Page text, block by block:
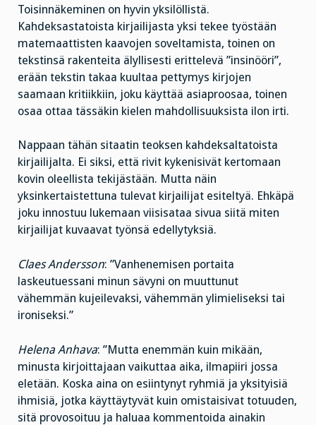
Toisinnäkeminen on hyvin yksilöllistä.
Kahdeksastatoista kirjailijasta yksi tekee työstään
matemaattisten kaavojen soveltamista, toinen on
tekstinsä rakenteita älyllisesti erittelevä ”insinööri”,
erään tekstin takaa kuultaa pettymys kirjojen
saamaan kritiikkiin, joku käyttää asiaproosaa, toinen
osaa ottaa tässäkin kielen mahdollisuuksista ilon irti.
Nappaan tähän sitaatin teoksen kahdeksaltatoista
kirjailijalta. Ei siksi, että rivit kykenisivät kertomaan
kovin oleellista tekijästään. Mutta näin
yksinkertaistettuna tulevat kirjailijat esiteltyä. Ehkäpä
joku innostuu lukemaan viisisataa sivua siitä miten
kirjailijat kuvaavat työnsä edellytyksiä.
Claes Andersson: ”Vanhenemisen portaita
laskeutuessani minun sävyni on muuttunut
vähemmän kujeilevaksi, vähemmän ylimieliseksi tai
ironiseksi.”
Helena Anhava: ”Mutta enemmän kuin mikään,
minusta kirjoittajaan vaikuttaa aika, ilmapiiri jossa
eletään. Koska aina on esiintynyt ryhmiä ja yksityisiä
ihmisiä, jotka käyttäytyvät kuin omistaisivat totuuden,
sitä provosoituu ja haluaa kommentoida ainakin